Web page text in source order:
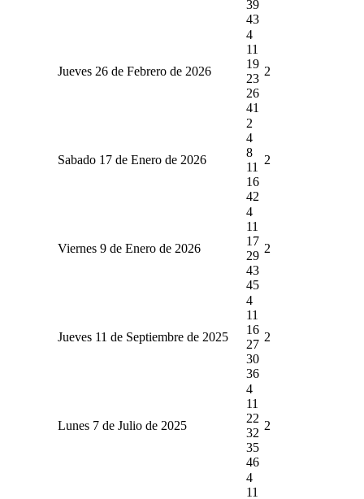
39
43
Jueves 26 de Febrero de 2026
4
11
19
23
26
41
2
Sabado 17 de Enero de 2026
2
4
8
11
16
42
2
Viernes 9 de Enero de 2026
4
11
17
29
43
45
2
Jueves 11 de Septiembre de 2025
4
11
16
27
30
36
2
Lunes 7 de Julio de 2025
4
11
22
32
35
46
2
4
11